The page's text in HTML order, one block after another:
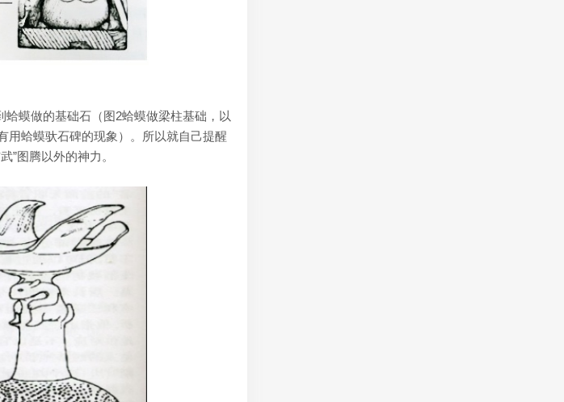
蟆做的基础石（图2蛤蟆做梁柱基础，以
用蛤蟆驮石碑的现象）。所以就自己提醒
图腾以外的神力。